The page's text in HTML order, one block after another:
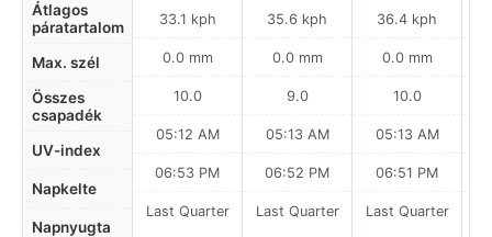
Átlagos
páratartalom
Max. szél
Összes
csapadék
UV-index
Napkelte
Napnyugta
33.1 kph
0.0 mm
10.0
05:12 AM
06:53 PM
Last Quarter
35.6 kph
0.0 mm
9.0
05:13 AM
06:52 PM
Last Quarter
36.4 kph
0.0 mm
10.0
05:13 AM
06:51 PM
Last Quarter